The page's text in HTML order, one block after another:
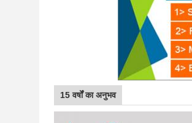
15 वर्षों का अनुभव